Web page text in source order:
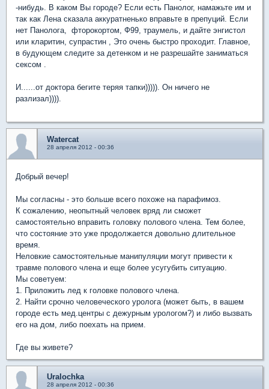
-нибудь. В каком Вы городе? Если есть Панолог, намажьте им и
так как Лена сказала аккуратненько вправьте в препуций. Если
нет Панолога, фторокортом, Ф99, траумель, и дайте энгистол
или кларитин, супрастин , Это очень быстро проходит. Главное,
в будующем следите за детенком и не разрешайте заниматься
сексом .
И......от доктора бегите теряя тапки))))). Он ничего не
разлизал)))).
Watercat
28 апреля 2012 - 00:36
Добрый вечер!
Мы согласны - это больше всего похоже на парафимоз.
К сожалению, неопытный человек вряд ли сможет
самостоятельно вправить головку полового члена. Тем более,
что состояние это уже продолжается довольно длительное
время.
Неловкие самостоятельные манипуляции могут привести к
травме полового члена и еще более усугубить ситуацию.
Мы советуем:
1. Приложить лед к головке полового члена.
2. Найти срочно человеческого уролога (может быть, в вашем
городе есть мед.центры с дежурным урологом?) и либо вызвать
его на дом, либо поехать на прием.
Где вы живете?
Uralochka
28 апреля 2012 - 00:36